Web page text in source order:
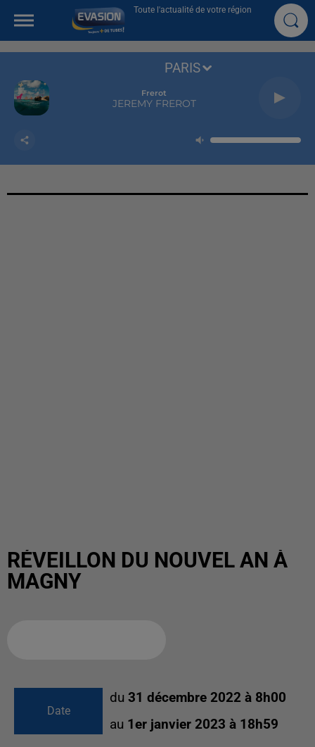
Toute l'actualité de votre région
Frerot
JEREMY FREROT
PARIS
RÉVEILLON DU NOUVEL AN À
MAGNY
Date
du 31 décembre 2022 à 8h00
au 1er janvier 2023 à 18h59